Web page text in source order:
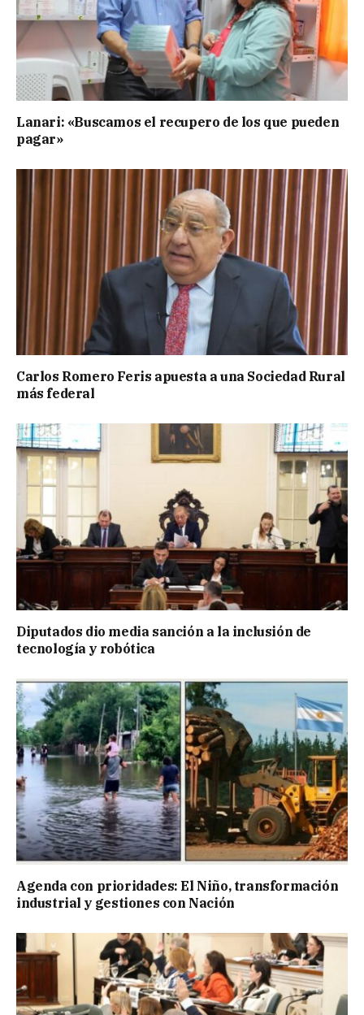
Lanari: «Buscamos el recupero de los que pueden
pagar»
Carlos Romero Feris apuesta a una Sociedad Rural
más federal
Diputados dio media sanción a la inclusión de
tecnología y robótica
Agenda con prioridades: El Niño, transformación
industrial y gestiones con Nación